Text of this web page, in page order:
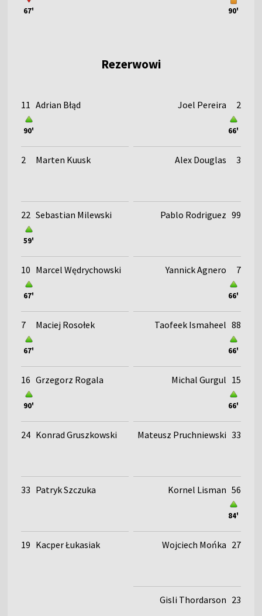
67' 90'
Rezerwowi
11 Adrian Błąd
90'
2 Marten Kuusk
22 Sebastian Milewski
59'
10 Marcel Wędrychowski
67'
7 Maciej Rosołek
67'
16 Grzegorz Rogala
90'
24 Konrad Gruszkowski
33 Patryk Szczuka
19 Kacper Łukasiak
66'
Joel Pereira 2
Alex Douglas 3
Pablo Rodriguez 99
66'
Yannick Agnero 7
66'
Taofeek Ismaheel 88
66'
Michal Gurgul 15
Mateusz Pruchniewski 33
84'
Kornel Lisman 56
Wojciech Mońka 27
Gisli Thordarson 23